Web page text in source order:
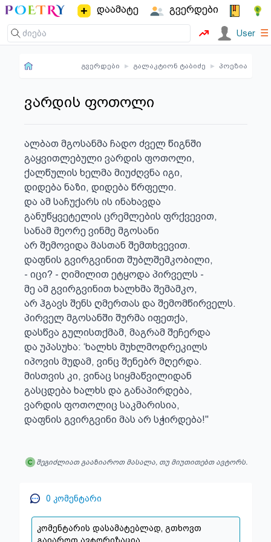
დაამატე გვერდები
User ☰
გვერდები ▸ გალაკტიონ ტაბიძე ▸ პოეზია
ვარდის ფოთოლი
ალბათ მგოსანმა ჩადო ძველ წიგნში
გაყვითლებული ვარდის ფოთოლი,
ქალწულის ხელმა მიუძღვნა იგი,
დიდება ნაზი, დიდება წრფელი.
და ამ საჩუქარს ის ინახავდა
განუწყვეტელის ცრემლების ფრქვევით,
სანამ მეორე ვინმე მგოსანი
არ შემოვიდა მასთან შემთხვევით.
დაფნის გვირგვინით შუბლშემკობილი,
- იცი? - ღიმილით ეტყოდა პირველს -
მე ამ გვირგვინით ხალხმა შემამკო,
არ ჰგავს შენს ღმერთას და შემომწირველს.
პირველ მგოსანში შურმა იფეთქა,
დასწვა გულისთქმამ, მაგრამ შეჩერდა
და უპასუხა: ‘ხალხს მუხლმოდრეკილს
იპოვის მუდამ, ვინც შენებრ მღერდა.
მისთვის კი, ვინაც სიყმაწვილიდან
გასცდება ხალხს და განაპირდება,
ვარდის ფოთოლიც საკმარისია,
დაფნის გვირგვინი მას არ სჭირდება!"
შეგიძლიათ გააზიაროთ მასალა, თუ მიუთითებთ ავტორს.
0 კომენტარი